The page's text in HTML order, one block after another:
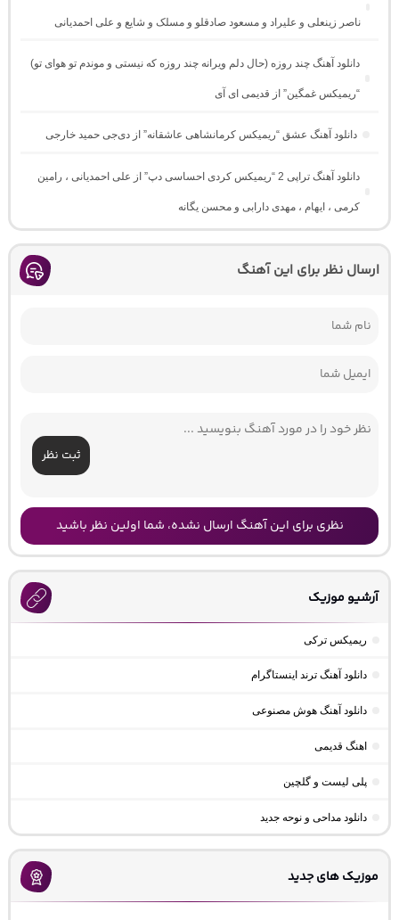
ناصر زینعلی و علیراد و مسعود صادقلو و مسلک و شایع و علی احمدیانی
دانلود آهنگ چند روزه (حال دلم ویرانه چند روزه که نیستی و موندم تو هوای تو)
“ریمیکس غمگین” از قدیمی ای آی
دانلود آهنگ عشق “ریمیکس کرمانشاهی عاشقانه” از دی‌جی حمید خارجی
دانلود آهنگ تراپی 2 “ریمیکس کردی احساسی دپ” از علی احمدیانی ، رامین
کرمی ، ایهام ، مهدی دارابی و محسن یگانه
ارسال نظر برای این آهنگ
ثبت نظر
نظری برای این آهنگ ارسال نشده، شما اولین نظر باشید
آرشیو موزیک
ریمیکس ترکی
دانلود آهنگ ترند اینستاگرام
دانلود آهنگ هوش مصنوعی
اهنگ قدیمی
پلی لیست و گلچین
دانلود مداحی و نوحه جدید
موزیک های جدید